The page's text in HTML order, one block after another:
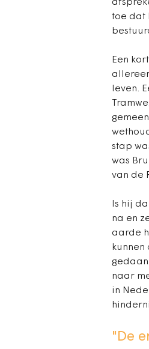
toe dat
Een
leven.
stap
was
van de
Is hij
na en
aarde
naar
in
"De